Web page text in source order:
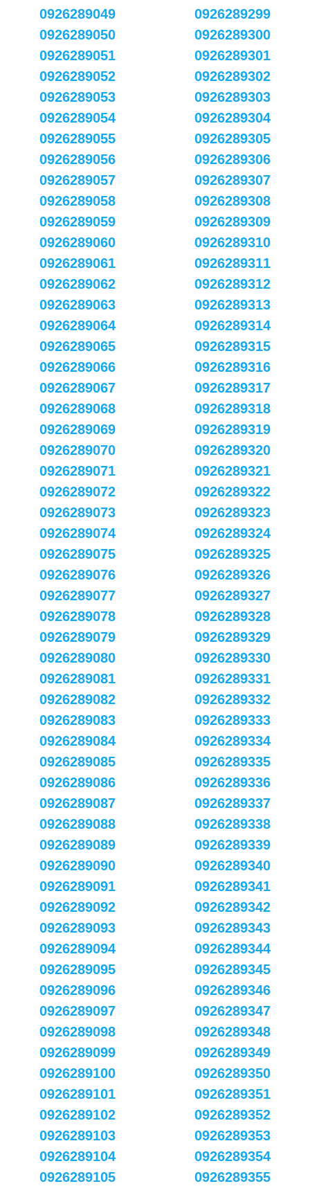
0926289049
0926289050
0926289051
0926289052
0926289053
0926289054
0926289055
0926289056
0926289057
0926289058
0926289059
0926289060
0926289061
0926289062
0926289063
0926289064
0926289065
0926289066
0926289067
0926289068
0926289069
0926289070
0926289071
0926289072
0926289073
0926289074
0926289075
0926289076
0926289077
0926289078
0926289079
0926289080
0926289081
0926289082
0926289083
0926289084
0926289085
0926289086
0926289087
0926289088
0926289089
0926289090
0926289091
0926289092
0926289093
0926289094
0926289095
0926289096
0926289097
0926289098
0926289099
0926289100
0926289101
0926289102
0926289103
0926289104
0926289105
0926289299
0926289300
0926289301
0926289302
0926289303
0926289304
0926289305
0926289306
0926289307
0926289308
0926289309
0926289310
0926289311
0926289312
0926289313
0926289314
0926289315
0926289316
0926289317
0926289318
0926289319
0926289320
0926289321
0926289322
0926289323
0926289324
0926289325
0926289326
0926289327
0926289328
0926289329
0926289330
0926289331
0926289332
0926289333
0926289334
0926289335
0926289336
0926289337
0926289338
0926289339
0926289340
0926289341
0926289342
0926289343
0926289344
0926289345
0926289346
0926289347
0926289348
0926289349
0926289350
0926289351
0926289352
0926289353
0926289354
0926289355